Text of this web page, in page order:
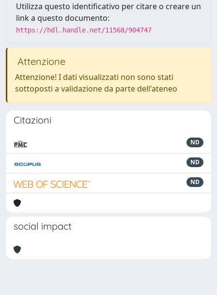
Utilizza questo identificativo per citare o creare un
link a questo documento:
https://hdl.handle.net/11568/904747
Attenzione
Attenzione! I dati visualizzati non sono stati
sottoposti a validazione da parte dell'ateneo
Citazioni
ND
ND
ND
social impact